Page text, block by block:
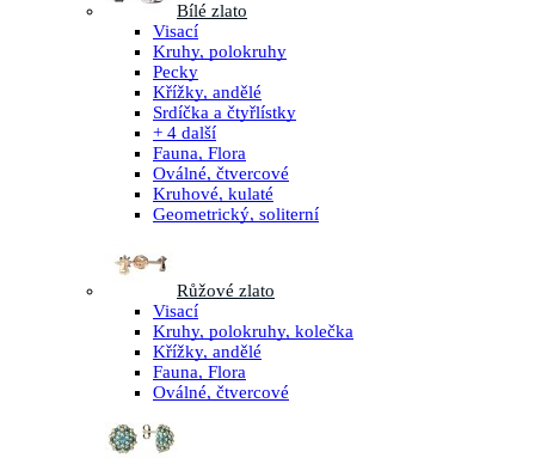
Bílé zlato
Visací
Kruhy, polokruhy
Pecky
Křížky, andělé
Srdíčka a čtyřlístky
+ 4 další
Fauna, Flora
Oválné, čtvercové
Kruhové, kulaté
Geometrický, soliterní
Růžové zlato
Visací
Kruhy, polokruhy, kolečka
Křížky, andělé
Fauna, Flora
Oválné, čtvercové